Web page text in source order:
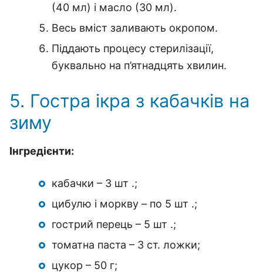
(40 мл) і масло (30 мл).
Весь вміст заливають окропом.
Піддають процесу стерилізації,
буквально на п’ятнадцять хвилин.
5. Гостра ікра з кабачків на
зиму
Інгредієнти:
кабачки – 3 шт .;
цибулю і моркву – по 5 шт .;
гострий перець – 5 шт .;
томатна паста – 3 ст. ложки;
цукор – 50 г;